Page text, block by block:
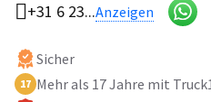
+31 6 23...Anzeigen
Sicher
17 Mehr als 17 Jahre mit